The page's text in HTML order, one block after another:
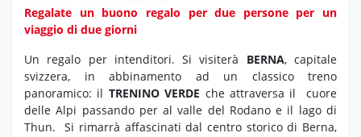
Regalate un buono regalo per due persone per un
viaggio di due giorni
Un regalo per intenditori. Si visiterà BERNA, capitale
svizzera, in abbinamento ad un classico treno
panoramico: il TRENINO VERDE che attraversa il cuore
delle Alpi passando per al valle del Rodano e il lago di
Thun.
Si rimarrà affascinati dal centro storico di Berna,